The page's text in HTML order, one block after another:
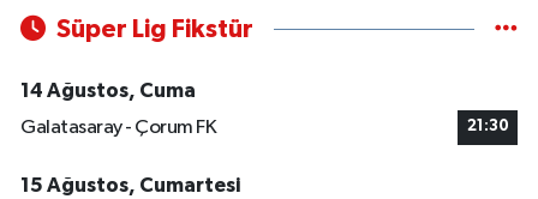
Süper Lig Fikstür
14 Ağustos, Cuma
Galatasaray - Çorum FK
21:30
15 Ağustos, Cumartesi